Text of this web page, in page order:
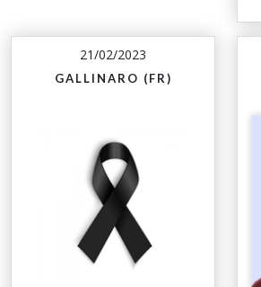
21/02/2023
GALLINARO (FR)